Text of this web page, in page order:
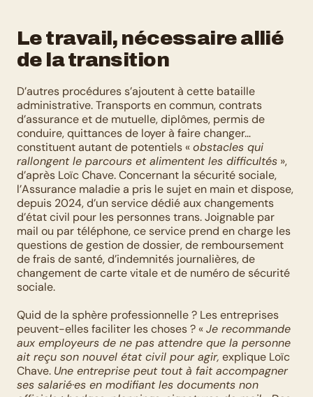
Le travail, nécessaire allié
de la transition
D’autres procédures s’ajoutent à cette bataille
administrative. Transports en commun, contrats
d’assurance et de mutuelle, diplômes, permis de
conduire, quittances de loyer à faire changer…
constituent autant de potentiels « obstacles qui
rallongent le parcours et alimentent les difficultés »,
d’après Loïc Chave. Concernant la sécurité sociale,
l’Assurance maladie a pris le sujet en main et dispose,
depuis 2024, d’un service dédié aux changements
d’état civil pour les personnes trans. Joignable par
mail ou par téléphone, ce service prend en charge les
questions de gestion de dossier, de remboursement
de frais de santé, d’indemnités journalières, de
changement de carte vitale et de numéro de sécurité
sociale.
Quid de la sphère professionnelle ? Les entreprises
peuvent-elles faciliter les choses ? « Je recommande
aux employeurs de ne pas attendre que la personne
ait reçu son nouvel état civil pour agir, explique Loïc
Chave. Une entreprise peut tout à fait accompagner
ses salarié·es en modifiant les documents non